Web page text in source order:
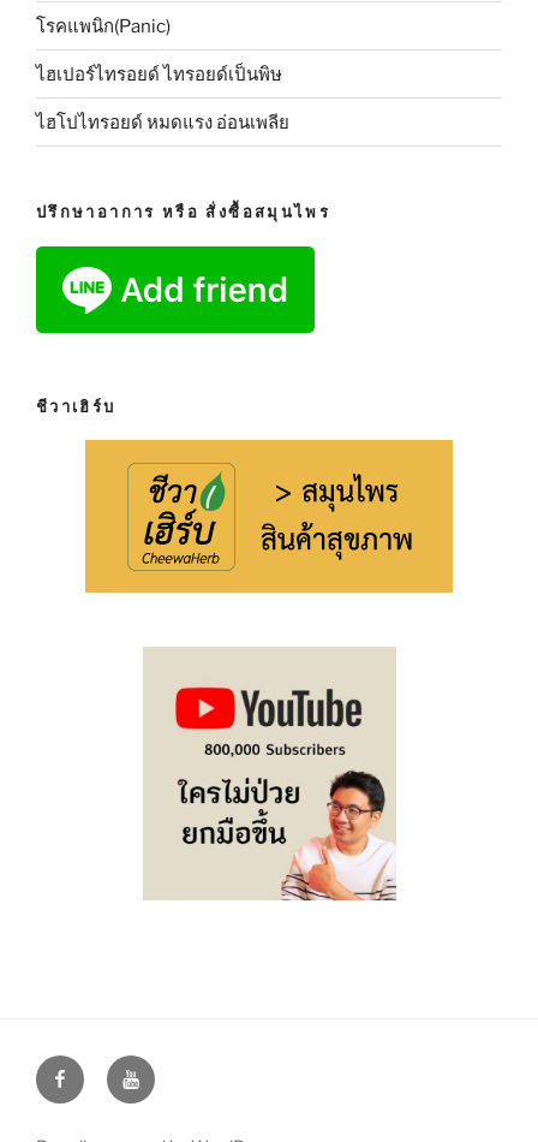
โรคแพนิก(Panic)
ไฮเปอร์ไทรอยด์ ไทรอยด์เป็นพิษ
ไฮโปไทรอยด์ หมดแรง อ่อนเพลีย
ปรึกษาอาการ หรือ สั่งซื้อสมุนไพร
ชีวาเฮิร์บ
FacebookYoutube